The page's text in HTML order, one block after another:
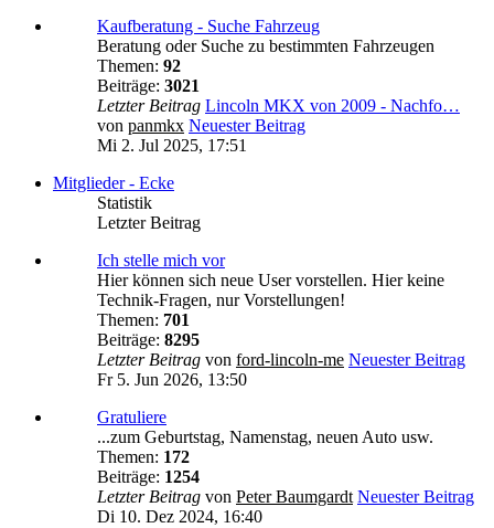
Kaufberatung - Suche Fahrzeug
Beratung oder Suche zu bestimmten Fahrzeugen
Themen: 92
Beiträge: 3021
Letzter Beitrag Lincoln MKX von 2009 - Nachfo…
von panmkx Neuester Beitrag
Mi 2. Jul 2025, 17:51
Mitglieder - Ecke
Statistik
Letzter Beitrag
Ich stelle mich vor
Hier können sich neue User vorstellen. Hier keine
Technik-Fragen, nur Vorstellungen!
Themen: 701
Beiträge: 8295
Letzter Beitrag von ford-lincoln-me Neuester Beitrag
Fr 5. Jun 2026, 13:50
Gratuliere
...zum Geburtstag, Namenstag, neuen Auto usw.
Themen: 172
Beiträge: 1254
Letzter Beitrag von Peter Baumgardt Neuester Beitrag
Di 10. Dez 2024, 16:40